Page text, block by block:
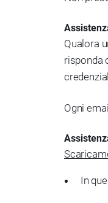
Qualora
risponda
Ogni
In